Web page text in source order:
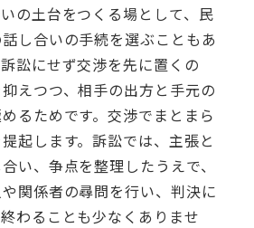
の土台をつくる場として、民
し合いの手続を選ぶこともあ
訟にせず交渉を先に置くの
えつつ、相手の出方と手元の
るためです。交渉でまとまら
起します。訴訟では、主張と
い、争点を整理したうえで、
関係者の尋問を行い、判決に
わることも少なくありませ